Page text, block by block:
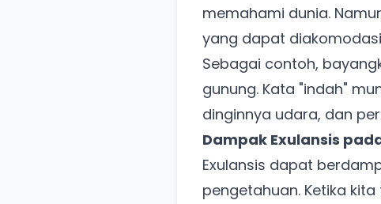
memahami dunia.
yang dapat
Sebagai contoh,
gunung. Kata "indah"
dinginnya udara, dan
Dampak Exulansis
Exulansis dapat
pengetahuan. Ketika